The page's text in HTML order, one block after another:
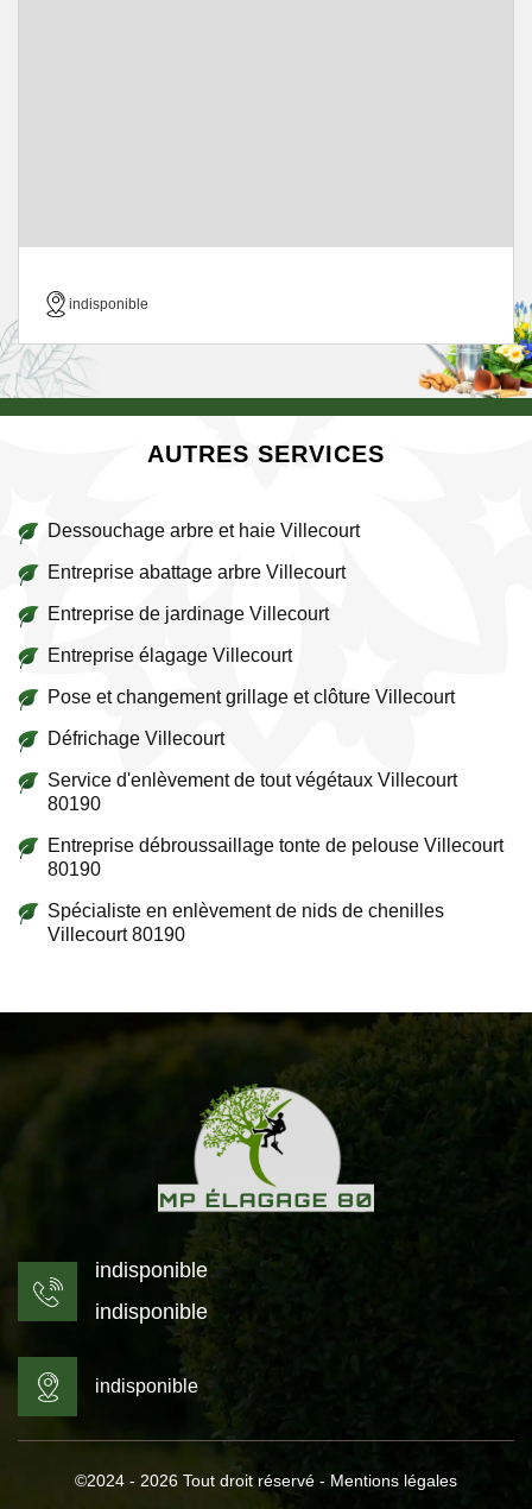
indisponible
AUTRES SERVICES
Dessouchage arbre et haie Villecourt
Entreprise abattage arbre Villecourt
Entreprise de jardinage Villecourt
Entreprise élagage Villecourt
Pose et changement grillage et clôture Villecourt
Défrichage Villecourt
Service d'enlèvement de tout végétaux Villecourt
80190
Entreprise débroussaillage tonte de pelouse Villecourt
80190
Spécialiste en enlèvement de nids de chenilles
Villecourt 80190
indisponible
indisponible
indisponible
©2024 - 2026 Tout droit réservé - Mentions légales